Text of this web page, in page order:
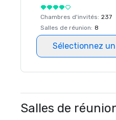
Chambres d'invités: 237
Salles de réunion: 8
Sélectionnez
Salles de